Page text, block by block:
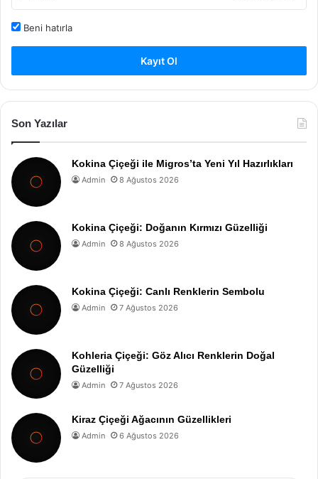
Beni hatırla
Kayıt Ol
Son Yazılar
Kokina Çiçeği ile Migros’ta Yeni Yıl Hazırlıkları
Admin 8 Ağustos 2026
Kokina Çiçeği: Doğanın Kırmızı Güzelliği
Admin 8 Ağustos 2026
Kokina Çiçeği: Canlı Renklerin Sembolu
Admin 7 Ağustos 2026
Kohleria Çiçeği: Göz Alıcı Renklerin Doğal
Güzelliği
Admin 7 Ağustos 2026
Kiraz Çiçeği Ağacının Güzellikleri
Admin 6 Ağustos 2026